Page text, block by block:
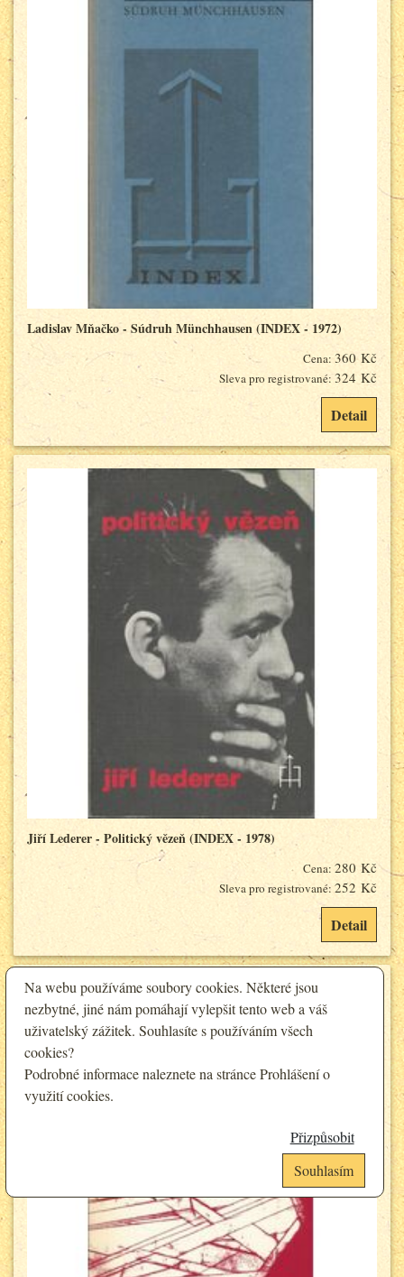
Ladislav Mňačko - Súdruh Münchhausen (INDEX - 1972)
Cena: 360 Kč
Sleva pro registrované: 324 Kč
Detail
Jiří Lederer - Politický vězeň (INDEX - 1978)
Cena: 280 Kč
Sleva pro registrované: 252 Kč
Detail
Na webu používáme soubory cookies. Některé jsou
nezbytné, jiné nám pomáhají vylepšit tento web a váš
uživatelský zážitek. Souhlasíte s používáním všech
cookies?
Podrobné informace naleznete na stránceProhlášení o
využití cookies.
Přizpůsobit
Souhlasím
Funkční cookies (vždy aktivní)
Jsou vyžadovány pro správnou funkčnost webu. Bez těchto cookies nemusí
web fungovat správně. Ve výchozím nastavení jsou povoleny a nelze je
Analytické cookies
Umožňují nám sbírat data o návštěvnosti webových stránek za účelem
zlepšení poskytovaných služeb. Neslouží k marketingových účelům.
Google AnalyticsAnalytické a preferenční cookies